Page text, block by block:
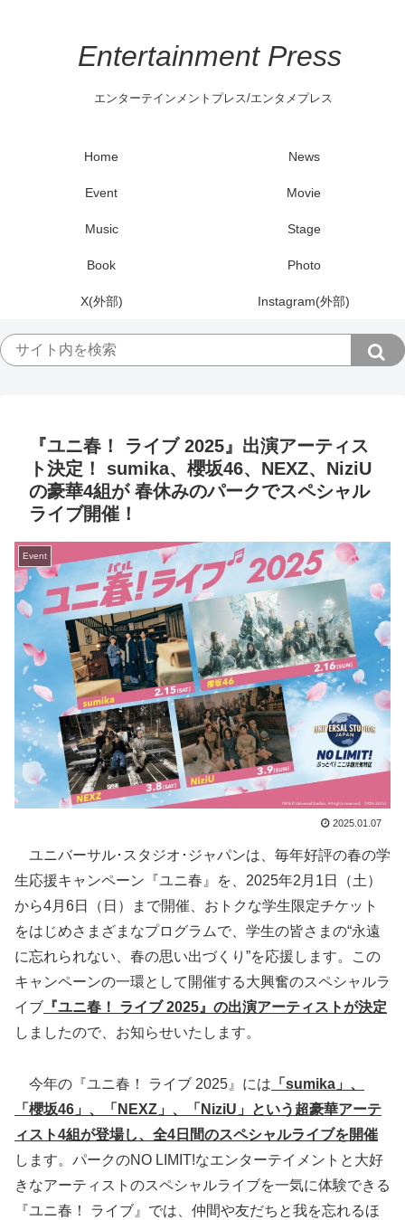
Entertainment Press
エンターテインメントプレス/エンタメプレス
Home News
Event Movie
Music Stage
Book Photo
X(外部) Instagram(外部)
『ユニ春！ ライブ 2025』出演アーティス
ト決定！ sumika、櫻坂46、NEXZ、NiziU
の豪華4組が 春休みのパークでスペシャル
ライブ開催！
Event
2025.01.07
ユニバーサル･スタジオ･ジャパンは、毎年好評の春の学
生応援キャンペーン『ユニ春』を、2025年2月1日（土）
から4月6日（日）まで開催、おトクな学生限定チケット
をはじめさまざまなプログラムで、学生の皆さまの“永遠
に忘れられない、春の思い出づくり”を応援します。この
キャンペーンの一環として開催する大興奮のスペシャルラ
イブ 『ユニ春！ ライブ 2025』の出演アーティストが決定
しましたので、お知らせいたします。
今年の『ユニ春！ ライブ 2025』には 「sumika」、
「櫻坂46」、「NEXZ」、「NiziU」という超豪華アーテ
ィスト4組が登場し、全4日間のスペシャルライブを開催
します。パークのNO LIMIT!なエンターテイメントと大好
きなアーティストのスペシャルライブを一気に体験できる
『ユニ春！ ライブ』では、仲間や友だちと我を忘れるほ